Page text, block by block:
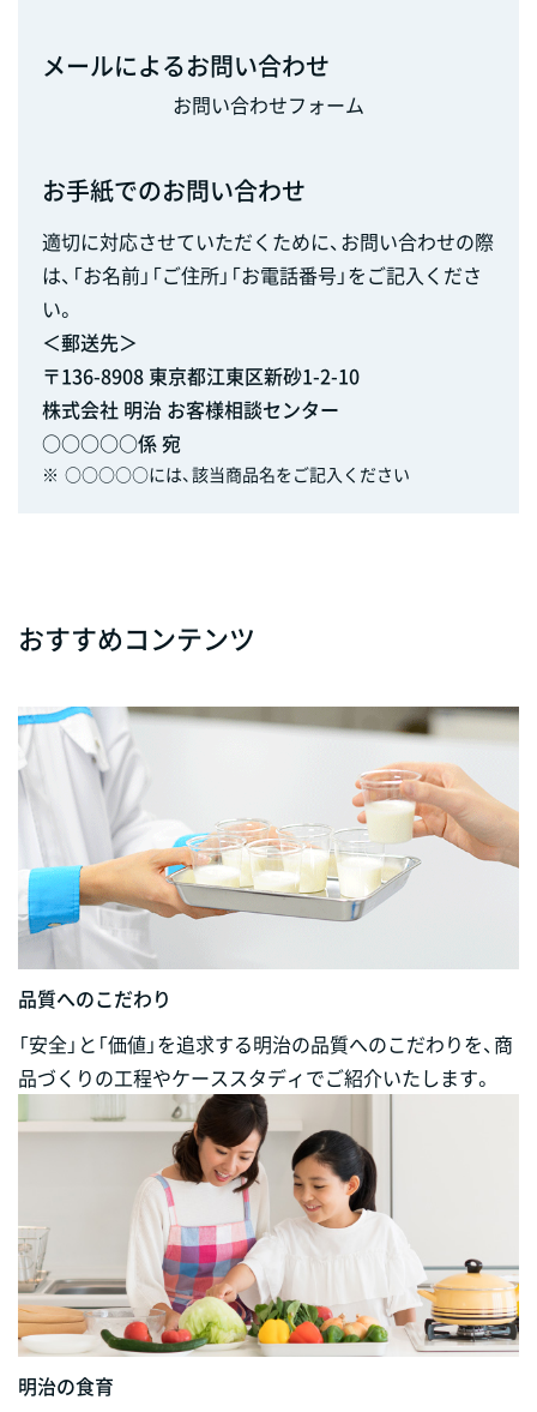
メールによるお問い合わせ
お問い合わせフォーム
お手紙でのお問い合わせ
適切に対応させていただくために、お問い合わせの際
は、「お名前」「ご住所」「お電話番号」をご記入くださ
い。
＜郵送先＞
〒136-8908 東京都江東区新砂1-2-10
株式会社 明治 お客様相談センター
○○○○○係 宛
※ ○○○○○には、該当商品名をご記入ください
おすすめコンテンツ
品質へのこだわり
「安全」と「価値」を追求する明治の品質へのこだわりを、商
品づくりの工程やケーススタディでご紹介いたします。
明治の食育